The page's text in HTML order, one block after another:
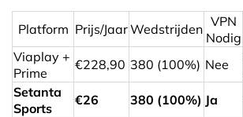
Platform Prijs/JaarWedstrijden VPN
Nodig
Viaplay +
Prime
€228,90 380 (100%) Nee
Setanta
Sports
€26 380 (100%) Ja